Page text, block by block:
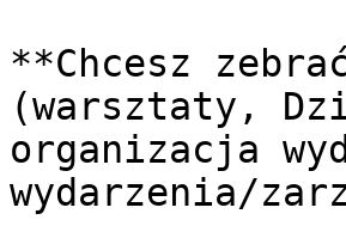
**Chcesz
(warsztaty,
organizacja
wydarzenia/